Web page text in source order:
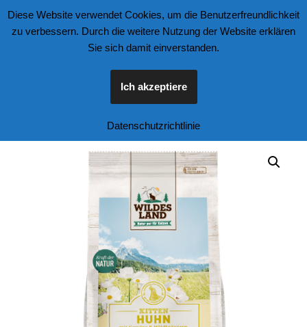
Zum
Diese Website verwendet Cookies, um die Benutzerfreundlichkeit
zu verbessern. Durch die weitere Nutzung der Website erklären
Sie sich damit einverstanden.
Ich akzeptiere
Datenschutzrichtlinie